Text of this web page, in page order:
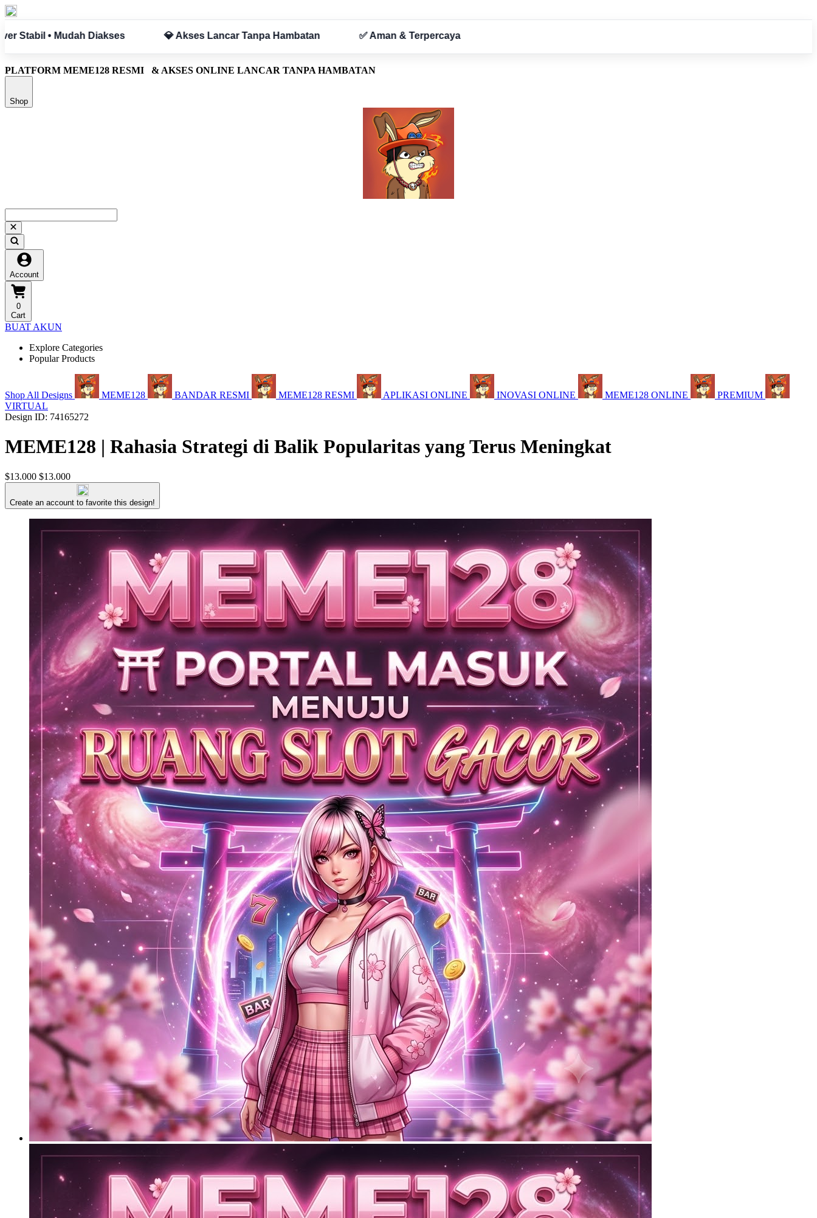
✅ Aman & Terpercaya
PLATFORM MEME128 RESMI & AKSES ONLINE LANCAR TANPA HAMBATAN
Shop
Account
0
Cart
BUAT AKUN
Explore Categories
Popular Products
Shop All Designs MEME128 BANDAR RESMI MEME128 RESMI APLIKASI ONLINE INOVASI ONLINE MEME128 ONLINE
PREMIUM
VIRTUAL
Design ID: 74165272
MEME128 | Rahasia Strategi di Balik Popularitas yang Terus Meningkat
$13.000 $13.000
Create an account to favorite this design!